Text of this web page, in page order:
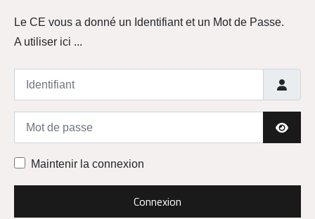
Le CE vous a donné un Identifiant et un Mot de Passe.
A utiliser ici ...
Identifiant
Mot de passe
Maintenir la connexion
Connexion